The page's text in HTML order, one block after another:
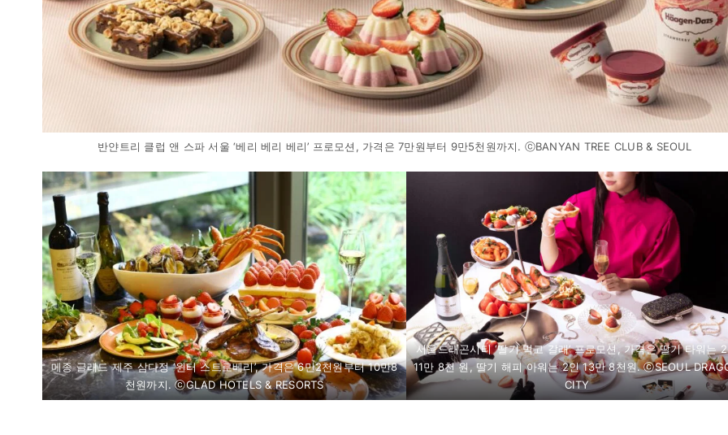
반얀트리 클럽 앤 스파 서울 ‘베리 베리 베리’ 프로모션, 가격은 7만원부터 9만5천원까지. ⓒBANYAN TREE CLUB & SEOUL
메종 글래드 제주 삼다정 ‘윈터 스트로베리’, 가격은 6만2천원부터 10만8
천원까지. ⓒGLAD HOTELS & RESORTS
서울드래곤시티 ‘딸기 먹고 갈래’ 프로모션, 가격은 딸기 타워는
11만 8천 원, 딸기 해피 아워는 2인 13만 8천원. ⓒSEOUL
CITY